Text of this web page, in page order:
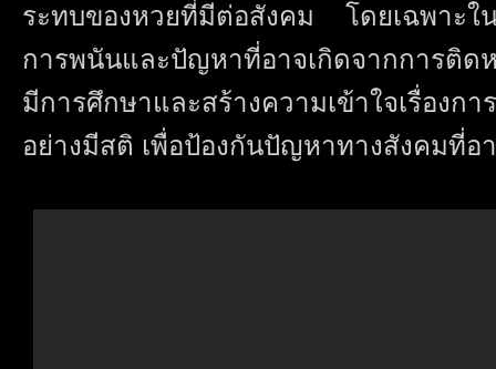
ระทบของหวยที่มีต่อสังคม โดยเฉพาะใ
การพนันและปัญหาที่อาจเกิดจากการติ
มีการศึกษาและสร้างความเข้าใจเรื่องกา
อย่างมีสติ เพื่อป้องกันปัญหาทางสังคมที่อ